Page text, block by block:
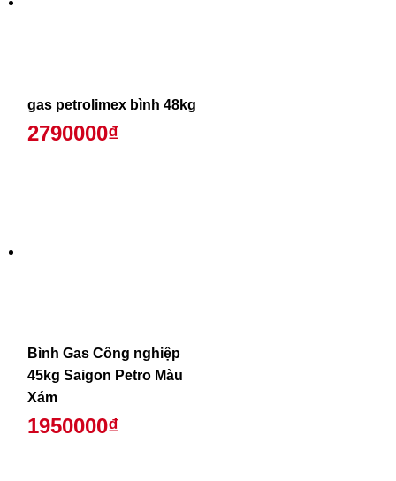
gas petrolimex bình 48kg
2790000₫
Bình Gas Công nghiệp
45kg Saigon Petro Màu
Xám
1950000₫